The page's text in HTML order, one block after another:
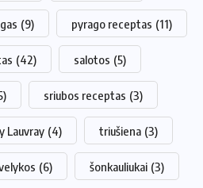
(9) pyrago receptas (11)
(42) salotos (5)
sriubos receptas (3)
Lauvray (4) triušiena (3)
(6) šonkauliukai (3)